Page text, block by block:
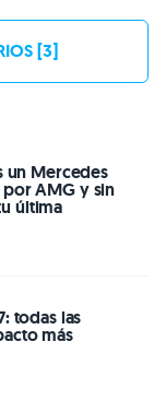
[3]
un Mercedes
AMG y sin
última
todas las
más